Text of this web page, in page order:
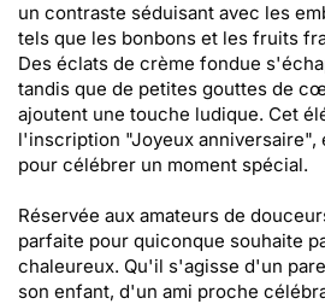
un contraste séduisant avec les
tels que les bonbons et les fruits
Des éclats de crème fondue
tandis que de petites gouttes de
ajoutent une touche ludique. Cet
l'inscription "Joyeux anniversaire",
pour célébrer un moment spécial.
Réservée aux amateurs de
parfaite pour quiconque souhaite
chaleureux. Qu'il s'agisse d'un
son enfant, d'un ami proche